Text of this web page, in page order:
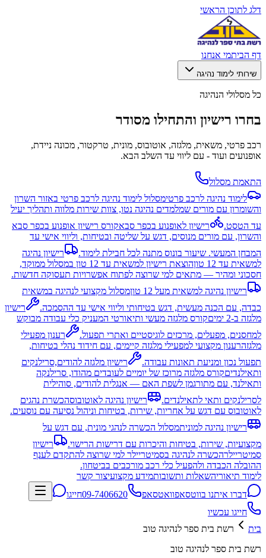
דלג לתוכן הראשי
דף הביתמי אנחנו
שירותי לימוד נהיגה
כל מסלולי הנהיגה
בחרו רישיון והתחילו מסודר
רכב פרטי, משאית, מלגזה, אוטובוס, מונית, טרקטור, מכונה ניידת,
אופנועים ועוד - עם ליווי עד השלב הבא.
התאמת מסלול
לימוד נהיגה לרכב פרטימסלול לימוד נהיגה לרכב פרטי באזור השרון
והשומרון עם מורים שמלמדים נהיגה נטו, צוות שירות מלווה ותהליך יעיל
עד הטסט.
רישיון לאופנוע בכפר סבאקורס רישיון אופנוע בכפר סבא
והשרון, עם מורים מנוסים, דגש על שליטה ובטיחות, וליווי אישי עד
המבחן המעשי. שיעור בונוס מתנה לכל חבילת לימוד.
רישיון נהיגה
למשאית עד 12 טון
הוצאת רישיון למשאית עד 12 טון במסלול ממוקד,
חסכוני ומהיר — מתאים למי שרוצה לפתוח אפשרויות תעסוקה חדשות.
רישיון נהיגה למשאית מעל 12 טון
מסלול מקצועי לנהיגה במשאית
כבדה, עם הכנה מעשית, דגש בטיחותי וליווי אישי עד ההסמכה.
רישיון
מלגזה ב-2 ימים
קורס מלגזה מעשי ותיאורטי המעניק כלי עבודה מבוקש
למחסנים, מפעלים, מרכזים לוגיסטיים ואתרי תפעול.
רענון מפעילי
מלגזהרענון מקצועי למפעילי מלגזה קיימים, עם חידוד נהלי בטיחות,
תפעול נכון ומניעת תאונות עבודה.
רישיון מלגזה להודים,סרילנקים
ותאילנדיםקורס מלגזה מרוכז של יומיים לעובדים מהודו, סרילנקה
ותאילנד, עם מתורגמן לשפת האם — אנגלית להודים, סוהילית
לסרילנקים ותאי לתאילנדים.
רישיון נהיגה לאוטובוסהכשרת נהגים
לאוטובוס עם דגש על אחריות, שירות, בטיחות וניהול נסיעה עם נוסעים.
רישיון נהיגה למוניתמסלול הכשרה לנהגי מונית, עם דגש על
מקצועיות, שירות, בטיחות והיכרות עם דרישות הרישוי.
רישיון
סמיטריילרהכשרה לנהיגה בסמיטריילר למי שרוצה להתקדם לענף
ההובלה הכבדה ולהפעיל כלי רכב מורכבים בביטחון.
לימוד תיאוריהשאלות ותשובותמידע מקצועיצור קשר
דברו איתנו בווטסאפוואטסאפ 09-7406620חייגו
חייגו עכשיו
בית
רשת בית ספר לנהיגה טוב
רשת בית ספר לנהיגה טוב